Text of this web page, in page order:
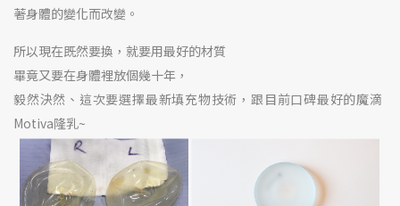
著身體的變化而改變。
所以現在既然要換，就要用最好的材質
畢竟又要在身體裡放個幾十年，
毅然決然、這次要選擇最新填充物技術，跟目前口碑最好的魔滴
Motiva隆乳~